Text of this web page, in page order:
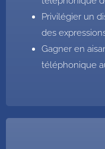
Privilégier un
des
Gagner en
téléphonique